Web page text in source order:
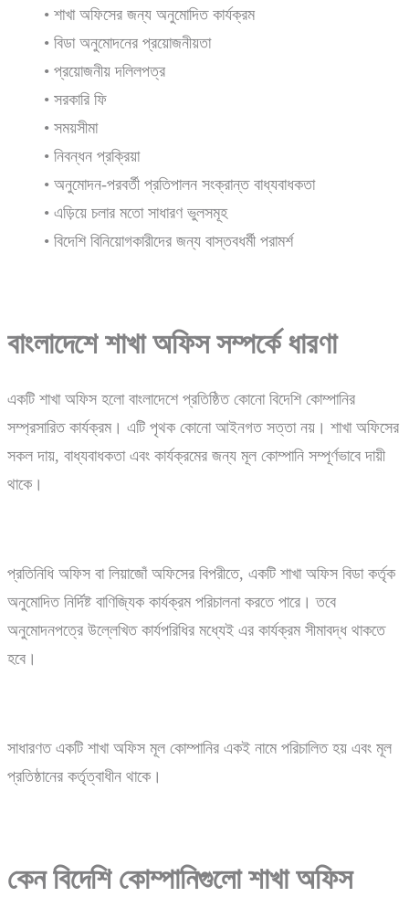
• শাখা অফিসের জন্য অনুমোদিত কার্যক্রম
• বিডা অনুমোদনের প্রয়োজনীয়তা
• প্রয়োজনীয় দলিলপত্র
• সরকারি ফি
• সময়সীমা
• নিবন্ধন প্রক্রিয়া
• অনুমোদন-পরবর্তী প্রতিপালন সংক্রান্ত বাধ্যবাধকতা
• এড়িয়ে চলার মতো সাধারণ ভুলসমূহ
• বিদেশি বিনিয়োগকারীদের জন্য বাস্তবধর্মী পরামর্শ
বাংলাদেশেশাখাঅফিসসম্পর্কেধারণা
একটি শাখা অফিস হলো বাংলাদেশে প্রতিষ্ঠিত কোনো বিদেশি কোম্পানির
সম্প্রসারিত কার্যক্রম। এটি পৃথক কোনো আইনগত সত্তা নয়। শাখা অফিসের
সকল দায়, বাধ্যবাধকতা এবং কার্যক্রমের জন্য মূল কোম্পানি সম্পূর্ণভাবে দায়ী
থাকে।
প্রতিনিধি অফিস বা লিয়াজোঁ অফিসের বিপরীতে, একটি শাখা অফিস বিডা কর্তৃক
অনুমোদিত নির্দিষ্ট বাণিজ্যিক কার্যক্রম পরিচালনা করতে পারে। তবে
অনুমোদনপত্রে উল্লেখিত কার্যপরিধির মধ্যেই এর কার্যক্রম সীমাবদ্ধ থাকতে
হবে।
সাধারণত একটি শাখা অফিস মূল কোম্পানির একই নামে পরিচালিত হয় এবং মূল
প্রতিষ্ঠানের কর্তৃত্বাধীন থাকে।
কেনবিদেশি কোম্পানিগুলোশাখাঅফিস